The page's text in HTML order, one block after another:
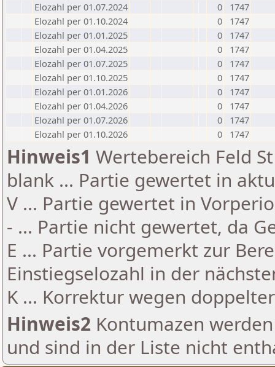
Elozahl per 01.07.2024
0
1747
Elozahl per 01.10.2024
0
1747
Elozahl per 01.01.2025
0
1747
Elozahl per 01.04.2025
0
1747
Elozahl per 01.07.2025
0
1747
Elozahl per 01.10.2025
0
1747
Elozahl per 01.01.2026
0
1747
Elozahl per 01.04.2026
0
1747
Elozahl per 01.07.2026
0
1747
Elozahl per 01.10.2026
0 1747
Hinweis1 Wertebereich Feld
blank ... Partie gewertet in
V ... Partie gewertet in
- ... Partie nicht gewertet, da
E ... Partie vorgemerkt zur
Einstiegselozahl in der
K ... Korrektur wegen
Hinweis2 Kontumazen
und sind in der Liste nicht